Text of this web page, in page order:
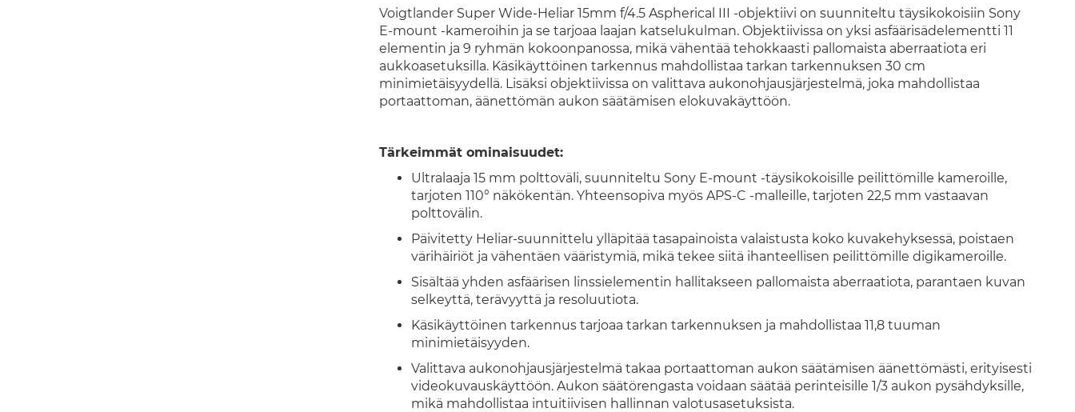
Voigtlander Super Wide-Heliar 15mm f/4.5 Aspherical III -objektiivi on suunniteltu täysikokoisiin Sony
E-mount -kameroihin ja se tarjoaa laajan katselukulman. Objektiivissa on yksi asfäärisädelementti 11
elementin ja 9 ryhmän kokoonpanossa, mikä vähentää tehokkaasti pallomaista aberraatiota eri
aukkoasetuksilla. Käsikäyttöinen tarkennus mahdollistaa tarkan tarkennuksen 30 cm
minimietäisyydellä. Lisäksi objektiivissa on valittava aukonohjausjärjestelmä, joka mahdollistaa
portaattoman, äänettömän aukon säätämisen elokuvakäyttöön.
Tärkeimmät ominaisuudet:
Ultralaaja 15 mm polttoväli, suunniteltu Sony E-mount -täysikokoisille peilittömille kameroille,
tarjoten 110° näkökentän. Yhteensopiva myös APS-C -malleille, tarjoten 22,5 mm vastaavan
polttovälin.
Päivitetty Heliar-suunnittelu ylläpitää tasapainoista valaistusta koko kuvakehyksessä, poistaen
värihäiriöt ja vähentäen vääristymiä, mikä tekee siitä ihanteellisen peilittömille digikameroille.
Sisältää yhden asfäärisen linssielementin hallitakseen pallomaista aberraatiota, parantaen kuvan
selkeyttä, terävyyttä ja resoluutiota.
Käsikäyttöinen tarkennus tarjoaa tarkan tarkennuksen ja mahdollistaa 11,8 tuuman
minimietäisyyden.
Valittava aukonohjausjärjestelmä takaa portaattoman aukon säätämisen äänettömästi, erityisesti
videokuvauskäyttöön. Aukon säätörengasta voidaan säätää perinteisille 1/3 aukon pysähdyksille,
mikä mahdollistaa intuitiivisen hallinnan valotusasetuksista.